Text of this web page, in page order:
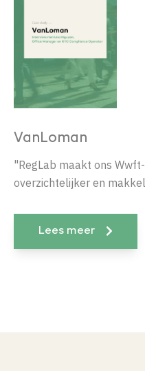
VanLoman
"RegLab maakt ons
overzichtelijker en
Lees meer